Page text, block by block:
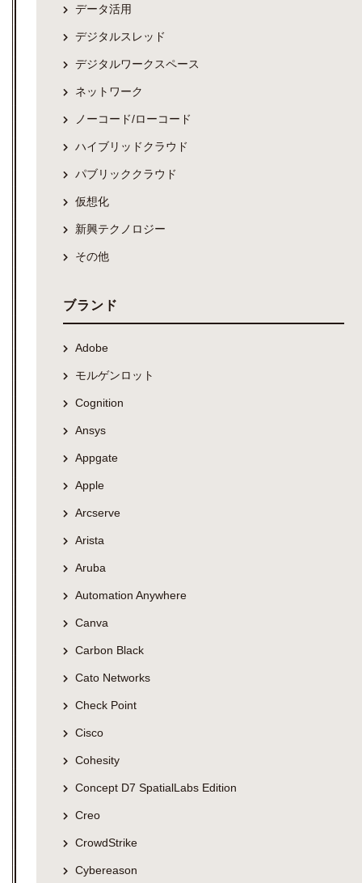
データ活用
デジタルスレッド
デジタルワークスペース
ネットワーク
ノーコード/ローコード
ハイブリッドクラウド
パブリッククラウド
仮想化
新興テクノロジー
その他
ブランド
Adobe
モルゲンロット
Cognition
Ansys
Appgate
Apple
Arcserve
Arista
Aruba
Automation Anywhere
Canva
Carbon Black
Cato Networks
Check Point
Cisco
Cohesity
Concept D7 SpatialLabs Edition
Creo
CrowdStrike
Cybereason